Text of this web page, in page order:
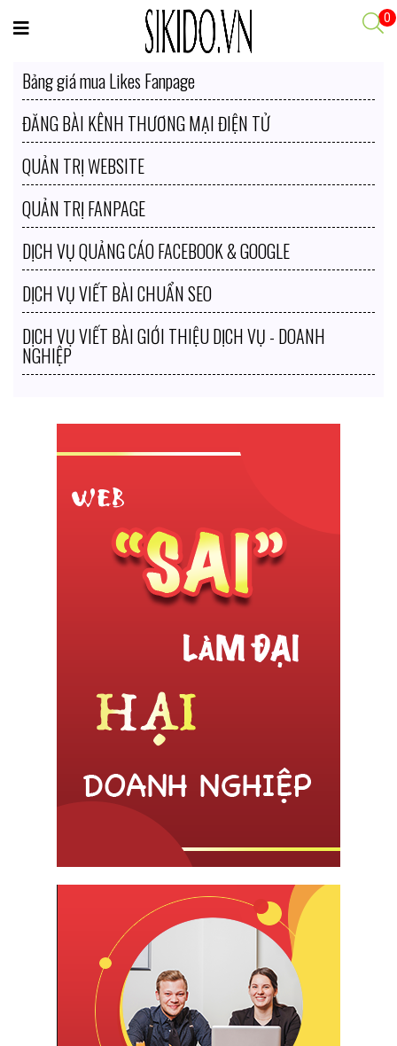
0
Bảng giá mua Likes Fanpage
ĐĂNG BÀI KÊNH THƯƠNG MẠI ĐIỆN TỬ
QUẢN TRỊ WEBSITE
QUẢN TRỊ FANPAGE
DỊCH VỤ QUẢNG CÁO FACEBOOK & GOOGLE
DỊCH VỤ VIẾT BÀI CHUẨN SEO
DỊCH VỤ VIẾT BÀI GIỚI THIỆU DỊCH VỤ - DOANH
NGHIỆP